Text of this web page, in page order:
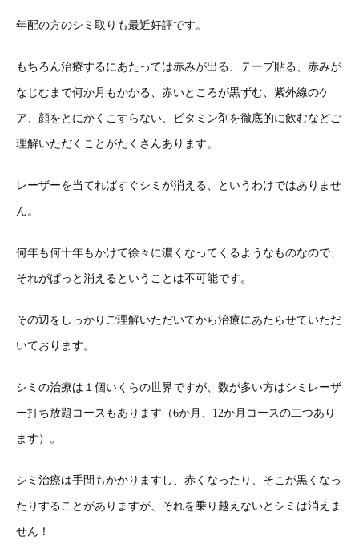
年配の方のシミ取りも最近好評です。
もちろん治療するにあたっては赤みが出る、テープ貼る、赤みが
なじむまで何か月もかかる、赤いところが黒ずむ、紫外線のケ
ア、顔をとにかくこすらない、ビタミン剤を徹底的に飲むなどご
理解いただくことがたくさんあります。
レーザーを当てればすぐシミが消える、というわけではありませ
ん。
何年も何十年もかけて徐々に濃くなってくるようなものなので、
それがぱっと消えるということは不可能です。
その辺をしっかりご理解いただいてから治療にあたらせていただ
いております。
シミの治療は１個いくらの世界ですが、数が多い方はシミレーザ
ー打ち放題コースもあります（6か月、12か月コースの二つあり
ます）。
シミ治療は手間もかかりますし、赤くなったり、そこが黒くなっ
たりすることがありますが、それを乗り越えないとシミは消えま
せん！